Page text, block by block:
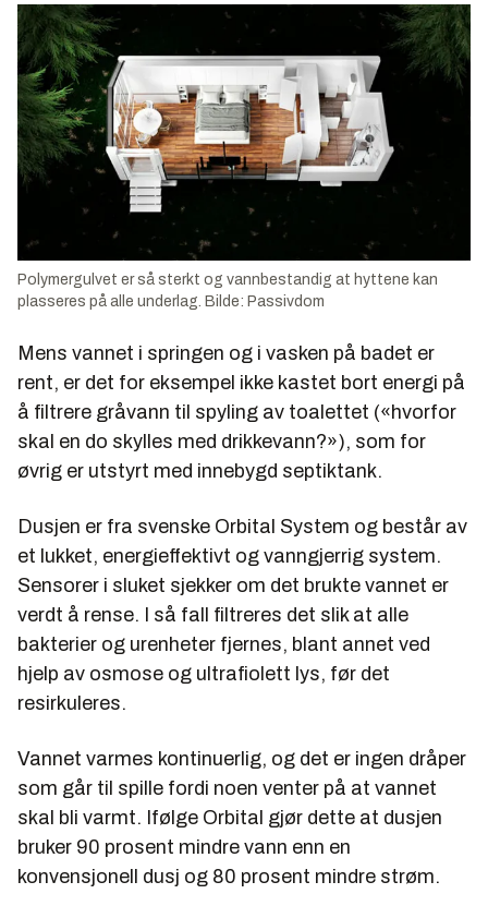
Polymergulvet er så sterkt og vannbestandig at hyttene kan
plasseres på alle underlag. Bilde: Passivdom
Mens vannet i springen og i vasken på badet er
rent, er det for eksempel ikke kastet bort energi på
å filtrere gråvann til spyling av toalettet («hvorfor
skal en do skylles med drikkevann?»), som for
øvrig er utstyrt med innebygd septiktank.
Dusjen er fra svenske Orbital System og består av
et lukket, energieffektivt og vanngjerrig system.
Sensorer i sluket sjekker om det brukte vannet er
verdt å rense. I så fall filtreres det slik at alle
bakterier og urenheter fjernes, blant annet ved
hjelp av osmose og ultrafiolett lys, før det
resirkuleres.
Vannet varmes kontinuerlig, og det er ingen dråper
som går til spille fordi noen venter på at vannet
skal bli varmt. Ifølge Orbital gjør dette at dusjen
bruker 90 prosent mindre vann enn en
konvensjonell dusj og 80 prosent mindre strøm.